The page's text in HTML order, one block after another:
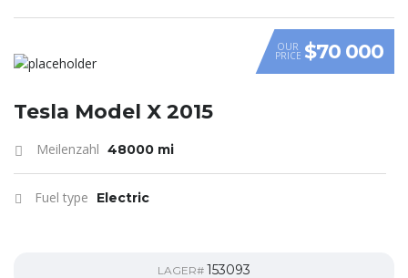
OUR
PRICE $70 000
Tesla Model X 2015
Meilenzahl 48000 mi
Fuel type Electric
LAGER# 153093